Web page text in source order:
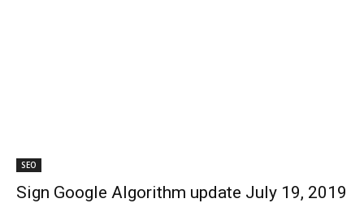
SEO
Sign Google Algorithm update July 19, 2019